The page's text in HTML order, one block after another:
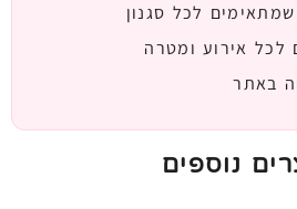
שמתאימים לכל סגנון
לכל אירוע ומטרה
באתר
נוספים